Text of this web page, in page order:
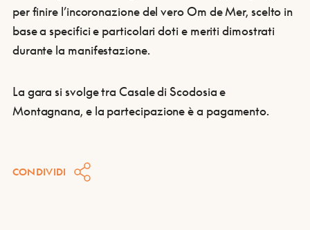
per finire l’incoronazione del vero Om de Mer, scelto in
base a specifici e particolari doti e meriti dimostrati
durante la manifestazione.
La gara si svolge tra Casale di Scodosia e
Montagnana, e la partecipazione è a pagamento.
CONDIVIDI